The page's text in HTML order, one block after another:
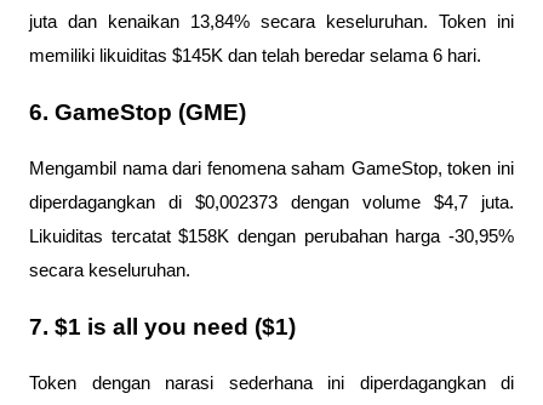
juta dan kenaikan 13,84% secara keseluruhan. Token ini
memiliki likuiditas $145K dan telah beredar selama 6 hari.
6. GameStop (GME)
Mengambil nama dari fenomena saham GameStop, token ini
diperdagangkan di $0,002373 dengan volume $4,7 juta.
Likuiditas tercatat $158K dengan perubahan harga -30,95%
secara keseluruhan.
7. $1 is all you need ($1)
Token dengan narasi sederhana ini diperdagangkan di